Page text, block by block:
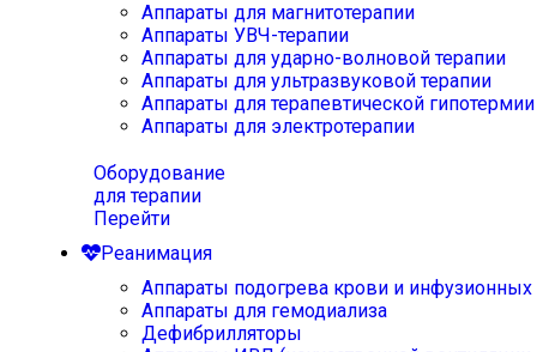
Аппараты для магнитотерапии
Аппараты УВЧ-терапии
Аппараты для ударно-волновой терапии
Аппараты для ультразвуковой терапии
Аппараты для терапевтической
Аппараты для электротерапии
Оборудование
для терапии
Перейти
Реанимация
Аппараты подогрева крови и инфузионных
Аппараты для гемодиализа
Дефибрилляторы